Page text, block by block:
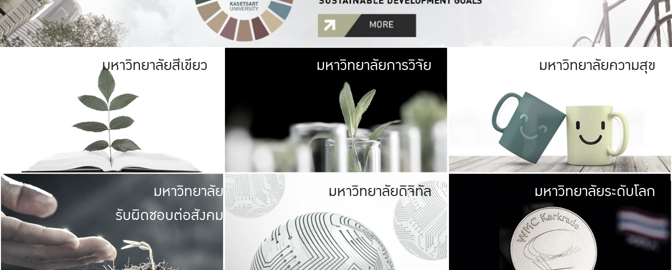
มหาวิทยาลัยสีเขียว มหาวิทยาลัย
เกษตรศาสตร์ มีพื้นที่เขียวสดใส หนาแน่น
เป็นป่าในเมือง (URBAN FOREST)
เกษตรในเมือง (URBAN AGRICULTURE)
ที่นับรวมกันได้ประมาณ 1,400 ไร่
มหาวิทยาลัยการวิจัย มหาวิทยาลัย
ให้กับประชาชน
มหาวิทยาลัยความสุข
มหาวิทยาลัย
รับผิดชอบต่อสังคม
มหาวิทยาลัยรับผิดชอบต่อสังคม
ร่วมมือกับชุมชน เพื่อความกินดีอยู่ดี
และความสุขอย่างยั่งยืน
มองปัญหาในภาพกว้าง
แก้ไขจากปัญหาจุดเล็กๆ
มหาวิทยาลัยดิจิทัล มหาวิทยา
พร้อมที่จ
และผลักดันในการใช้ระบบส
เพื่อการทำงานแ
มหาวิทยาลัยระดับโลก